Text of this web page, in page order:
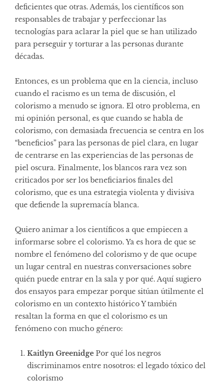
deficientes que otras. Además, los científicos son
responsables de trabajar y perfeccionar las
tecnologías para aclarar la piel que se han utilizado
para perseguir y torturar a las personas durante
décadas.
Entonces, es un problema que en la ciencia, incluso
cuando el racismo es un tema de discusión, el
colorismo a menudo se ignora. El otro problema, en
mi opinión personal, es que cuando se habla de
colorismo, con demasiada frecuencia se centra en los
“beneficios” para las personas de piel clara, en lugar
de centrarse en las experiencias de las personas de
piel oscura. Finalmente, los blancos rara vez son
criticados por ser los beneficiarios finales del
colorismo, que es una estrategia violenta y divisiva
que defiende la supremacía blanca.
Quiero animar a los científicos a que empiecen a
informarse sobre el colorismo. Ya es hora de que se
nombre el fenómeno del colorismo y de que ocupe
un lugar central en nuestras conversaciones sobre
quién puede entrar en la sala y por qué. Aquí sugiero
dos ensayos para empezar porque sitúan útilmente el
colorismo en un contexto histórico Y también
resaltan la forma en que el colorismo es un
fenómeno con mucho género:
Kaitlyn Greenidge Por qué los negros
discriminamos entre nosotros: el legado tóxico del
colorismo